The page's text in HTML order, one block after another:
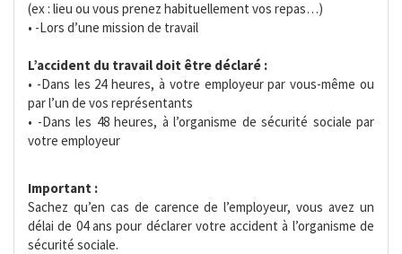
(ex : lieu ou vous prenez habituellement vos repas…)
• -Lors d’une mission de travail
L’accident du travail doit être déclaré :
• -Dans les 24 heures, à votre employeur par vous-même ou
par l’un de vos représentants
• -Dans les 48 heures, à l’organisme de sécurité sociale par
votre employeur
Important :
Sachez qu’en cas de carence de l’employeur, vous avez un
délai de 04 ans pour déclarer votre accident à l’organisme de
sécurité sociale.